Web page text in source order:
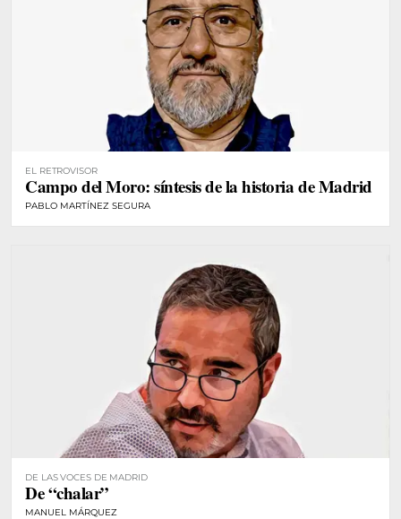
EL RETROVISOR
Campo del Moro: síntesis de la historia de Madrid
PABLO MARTÍNEZ SEGURA
DE LAS VOCES DE MADRID
De “chalar”
MANUEL MÁRQUEZ